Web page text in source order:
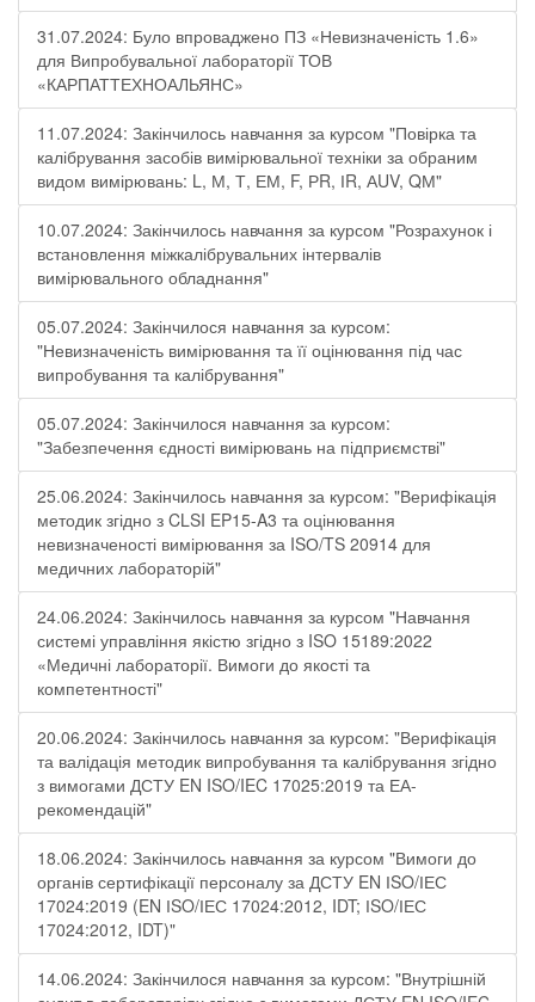
31.07.2024: Було впроваджено ПЗ «Невизначеність 1.6»
для Випробувальної лабораторії ТОВ
«КАРПАТТЕХНОАЛЬЯНС»
11.07.2024: Закінчилось навчання за курсом "Повірка та
калібрування засобів вимірювальної техніки за обраним
видом вимірювань: L, М, Т, ЕМ, F, РR, ІR, АUV, QМ"
10.07.2024: Закінчилось навчання за курсом "Розрахунок і
встановлення міжкалібрувальних інтервалів
вимірювального обладнання"
05.07.2024: Закінчилося навчання за курсом:
"Невизначеність вимірювання та її оцінювання під час
випробування та калібрування"
05.07.2024: Закінчилося навчання за курсом:
"Забезпечення єдності вимірювань на підприємстві"
25.06.2024: Закінчилось навчання за курсом: "Верифікація
методик згідно з CLSI EP15-A3 та оцінювання
невизначеності вимірювання за ISО/TS 20914 для
медичних лабораторій"
24.06.2024: Закінчилось навчання за курсом "Навчання
системі управління якістю згідно з ISO 15189:2022
«Медичні лабораторії. Вимоги до якості та
компетентності"
20.06.2024: Закінчилось навчання за курсом: "Верифікація
та валідація методик випробування та калібрування згідно
з вимогами ДСТУ EN ISO/IEC 17025:2019 та ЕА-
рекомендацій"
18.06.2024: Закінчилось навчання за курсом "Вимоги до
органів сертифікації персоналу за ДСТУ EN ІSO/ІЕС
17024:2019 (EN ІSO/ІЕС 17024:2012, IDT; ІSO/ІЕС
17024:2012, IDT)"
14.06.2024: Закінчилося навчання за курсом: "Внутрішній